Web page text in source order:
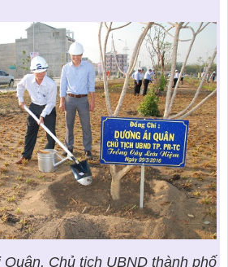
Chủ tịch UBND thành phố